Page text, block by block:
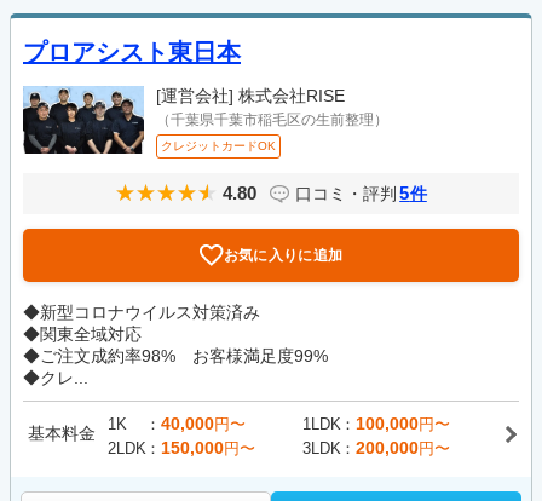
プロアシスト東日本
[運営会社] 株式会社RISE
（千葉県千葉市稲毛区の生前整理）
クレジットカードOK
4.80 口コミ・評判 5件
お気に入りに追加
◆新型コロナウイルス対策済み
◆関東全域対応
◆ご注文成約率98% お客様満足度99%
◆クレ...
基本料金 1K 40,000円〜 1LDK 100,000円〜
2LDK
150,000円〜 3LDK 200,000円〜